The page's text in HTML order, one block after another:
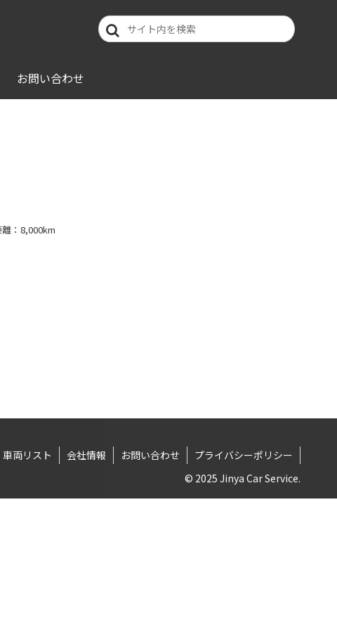
お問い合わせ
：8,000km
車両リスト 会社情報 お問い合わせ
プライバシーポリシー
© 2025 Jinya Car Service.